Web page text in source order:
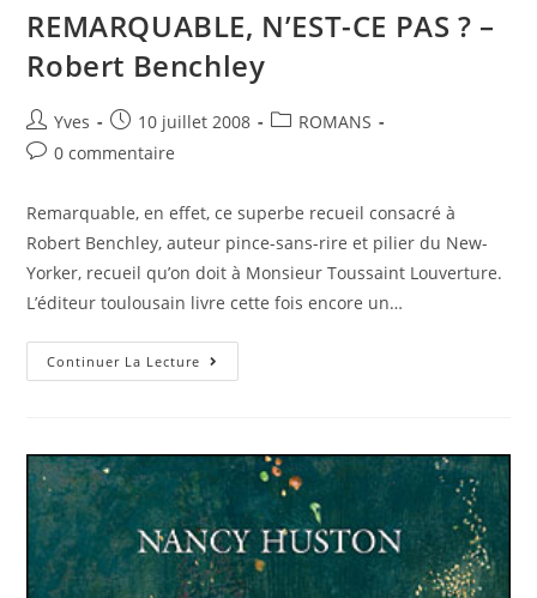
REMARQUABLE, N’EST-CE PAS ? –
Robert Benchley
Yves 10 juillet 2008
ROMANS
0 commentaire
Remarquable, en effet, ce superbe recueil consacré à
Robert Benchley, auteur pince-sans-rire et pilier du New-
Yorker, recueil qu’on doit à Monsieur Toussaint Louverture.
L’éditeur toulousain livre cette fois encore un…
Continuer La Lecture